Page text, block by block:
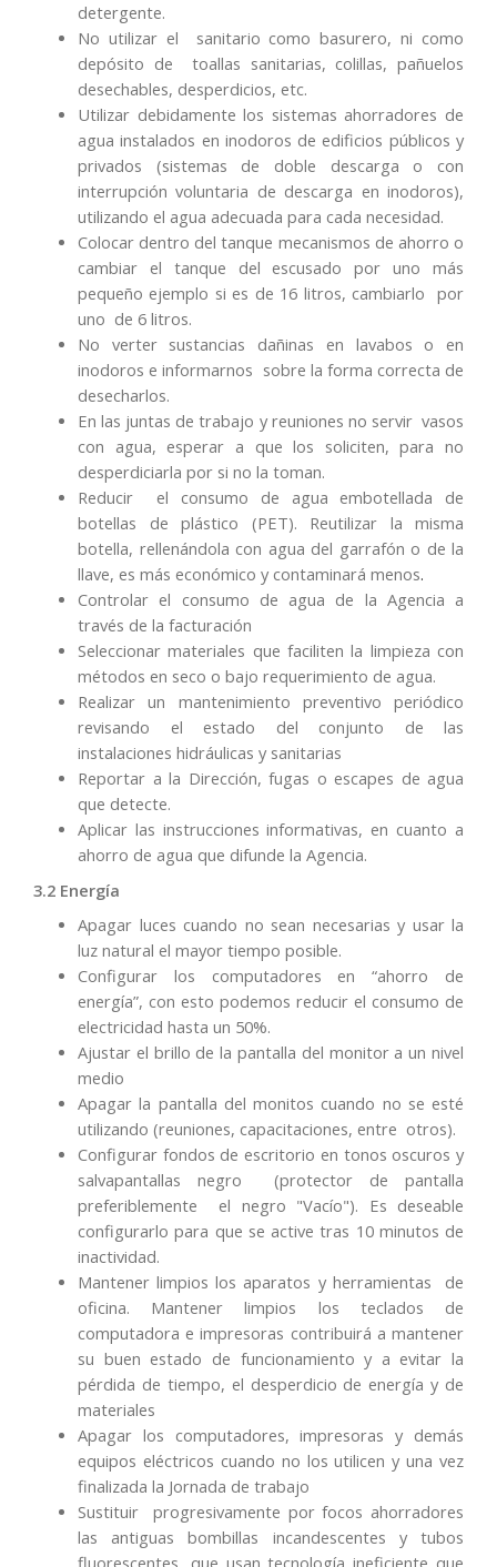
detergente.
No utilizar el sanitario como basurero, ni como
depósito de toallas sanitarias, colillas, pañuelos
desechables, desperdicios, etc.
Utilizar debidamente los sistemas ahorradores de
agua instalados en inodoros de edificios públicos y
privados (sistemas de doble descarga o con
interrupción voluntaria de descarga en inodoros),
utilizando el agua adecuada para cada necesidad.
Colocar dentro del tanque mecanismos de ahorro o
cambiar el tanque del escusado por uno más
pequeño ejemplo si es de 16 litros, cambiarlo por
uno de 6 litros.
No verter sustancias dañinas en lavabos o en
inodoros e informarnos sobre la forma correcta de
desecharlos.
En las juntas de trabajo y reuniones no servir vasos
con agua, esperar a que los soliciten, para no
desperdiciarla por si no la toman.
Reducir el consumo de agua embotellada de
botellas de plástico (PET). Reutilizar la misma
botella, rellenándola con agua del garrafón o de la
llave, es más económico y contaminará menos.
Controlar el consumo de agua de la Agencia a
través de la facturación
Seleccionar materiales que faciliten la limpieza con
métodos en seco o bajo requerimiento de agua.
Realizar un mantenimiento preventivo periódico
revisando el estado del conjunto de las
instalaciones hidráulicas y sanitarias
Reportar a la Dirección, fugas o escapes de agua
que detecte.
Aplicar las instrucciones informativas, en cuanto a
ahorro de agua que difunde la Agencia.
3.2 Energía
Apagar luces cuando no sean necesarias y usar la
luz natural el mayor tiempo posible.
Configurar los computadores en “ahorro de
energía”, con esto podemos reducir el consumo de
electricidad hasta un 50%.
Ajustar el brillo de la pantalla del monitor a un nivel
medio
Apagar la pantalla del monitos cuando no se esté
utilizando (reuniones, capacitaciones, entre otros).
Configurar fondos de escritorio en tonos oscuros y
salvapantallas negro
(protector de pantalla
preferiblemente el negro "Vacío"). Es deseable
configurarlo para que se active tras 10 minutos de
inactividad.
Mantener limpios los aparatos y herramientas de
oficina. Mantener limpios los teclados de
computadora e impresoras contribuirá a mantener
su buen estado de funcionamiento y a evitar la
pérdida de tiempo, el desperdicio de energía y de
materiales
Apagar los computadores, impresoras y demás
equipos eléctricos cuando no los utilicen y una vez
finalizada la Jornada de trabajo
Sustituir progresivamente por focos ahorradores
las antiguas bombillas incandescentes y tubos
fluorescentes, que usan tecnología ineficiente que